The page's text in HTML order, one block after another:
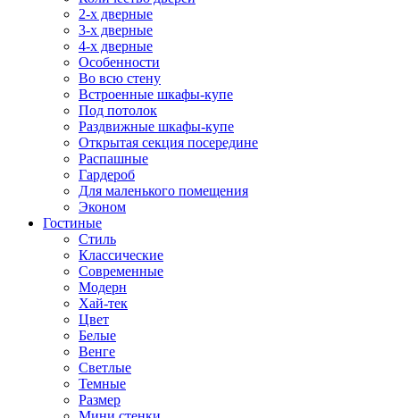
2-х дверные
3-х дверные
4-х дверные
Особенности
Во всю стену
Встроенные шкафы-купе
Под потолок
Раздвижные шкафы-купе
Открытая секция посередине
Распашные
Гардероб
Для маленького помещения
Эконом
Гостиные
Стиль
Классические
Современные
Модерн
Хай-тек
Цвет
Белые
Венге
Светлые
Темные
Размер